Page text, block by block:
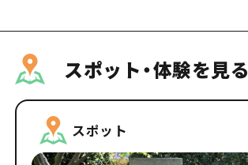
スポット・体験を見る
スポット